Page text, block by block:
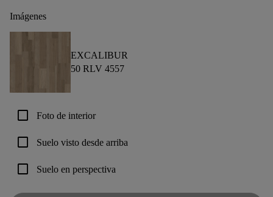
Imágenes
EXCALIBUR
50 RLV 4557
check_box_outline_blank Foto de interior
check_box_outline_blank Suelo visto desde arriba
check_box_outline_blank Suelo en perspectiva